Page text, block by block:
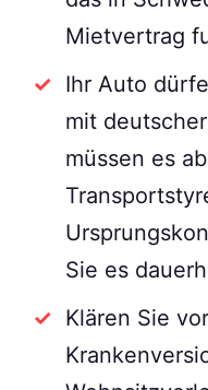
Mietvertrag
Ihr Auto
mit
müssen es
Sie es
Klären Sie